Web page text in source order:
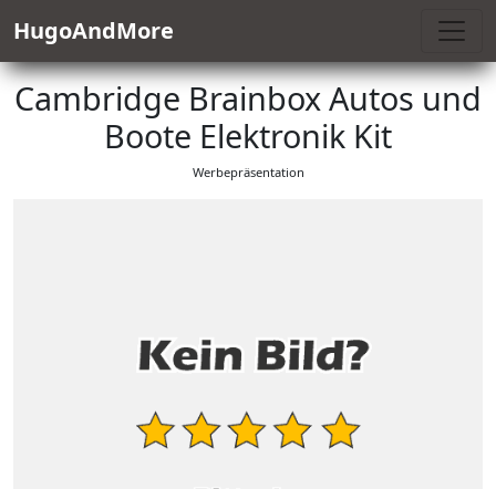
HugoAndMore
Cambridge Brainbox Autos und
Boote Elektronik Kit
Werbepräsentation